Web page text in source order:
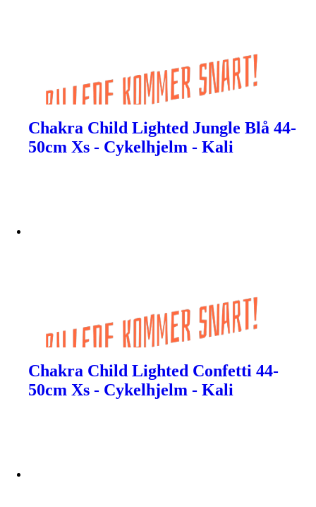
Chakra Child Lighted Jungle Blå 44-
50cm Xs - Cykelhjelm - Kali
Chakra Child Lighted Confetti 44-
50cm Xs - Cykelhjelm - Kali